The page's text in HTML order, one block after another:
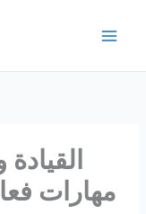
مهارات